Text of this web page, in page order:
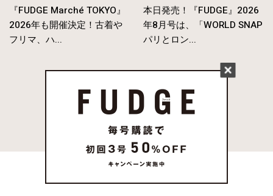
『FUDGE Marché TOKYO』
2026年も開催決定！古着や
フリマ、ハ...
本日発売！『FUDGE』2026
年8月号は、「WORLD SNAP
パリとロン...
MORE